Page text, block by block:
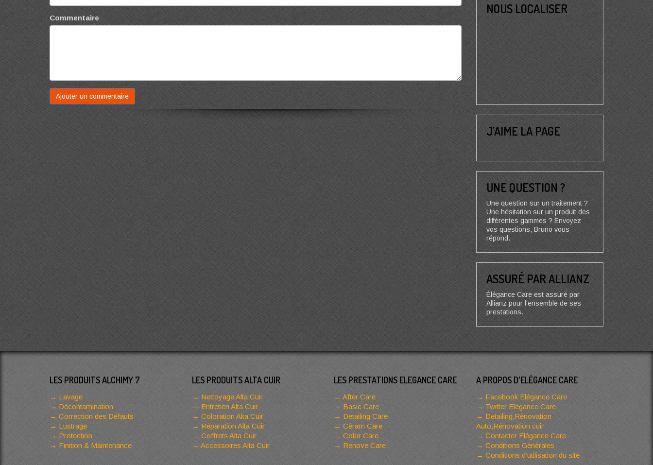
Commentaire
NOUS LOCALISER
J’AIME LA PAGE
UNE QUESTION ?
Une question sur un traitement ?
Une hésitation sur un produit des
différentes gammes ? Envoyez
vos questions, Bruno vous
répond.
ASSURÉ PAR ALLIANZ
Élégance Care est assuré par
Allianz pour l'ensemble de ses
prestations.
LES PRODUITS ALCHIMY 7
Lavage
Décontamination
Correction des Défauts
Lustrage
Protection
Finition & Maintenance
LES PRODUITS ALTA CUIR
Nettoyage Alta Cuir
Entretien Alta Cuir
Coloration Alta Cuir
Réparation Alta Cuir
Coffrets Alta Cuir
Accessoires Alta Cuir
LES PRESTATIONS ELEGANCE CARE
After Care
Basic Care
Detailing Care
Céram Care
Color Care
Renove Care
A PROPOS D'ELÉGANCE CARE
Facebook Elégance Care
Twitter Elégance Care
Detailing,Rénovation
Auto,Rénovation cuir
Contacter Elégance Care
Conditions Générales
Conditions d’utilisation du site